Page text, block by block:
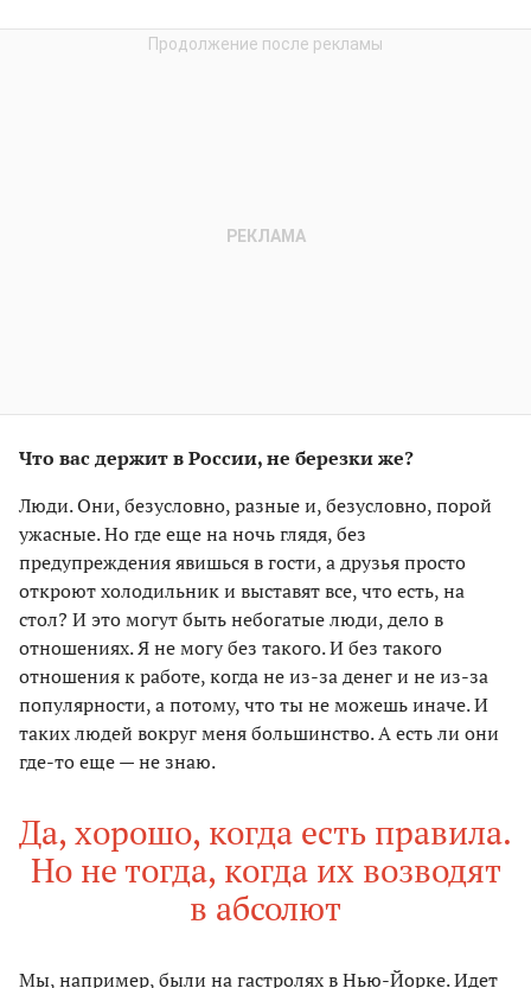
Что вас держит в России, не березки же?
Люди. Они, безусловно, разные и, безусловно, порой
ужасные. Но где еще на ночь глядя, без
предупреждения явишься в гости, а друзья просто
откроют холодильник и выставят все, что есть, на
стол? И это могут быть небогатые люди, дело в
отношениях. Я не могу без такого. И без такого
отношения к работе, когда не из-за денег и не из-за
популярности, а потому, что ты не можешь иначе. И
таких людей вокруг меня большинство. А есть ли они
где-то еще — не знаю.
Да, хорошо, когда есть правила.
Но не тогда, когда их возводят
в абсолют
Мы, например, были на гастролях в Нью-Йорке. Идет